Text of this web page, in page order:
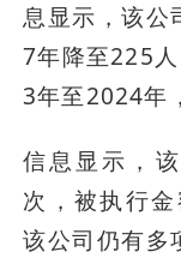
息显示，该公
7年降至225
3年至2024年
信息显示，
次，被执行
该公司仍有多